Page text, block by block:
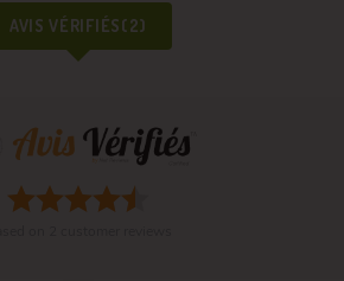
AVIS VÉRIFIÉS(2)